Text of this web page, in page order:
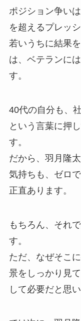
ポジション争い
を超えるプレッ
若いうちに結果
は、ベテランに
す。
40代の自分も、
という言葉に押
す。
だから、羽月隆
気持ちも、ゼロ
正直あります。
もちろん、それ
す。
ただ、なぜそこ
景をしっかり見
して必要だと思い